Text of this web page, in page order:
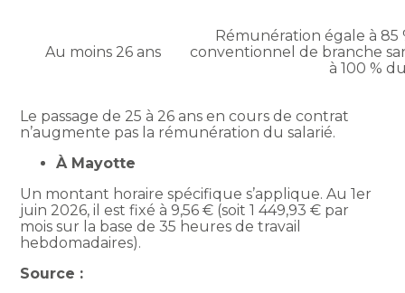
Au moins 26 ans
Rémunération égale à
conventionnel de branche
à 100 %
Le passage de 25 à 26 ans en cours de contrat
n’augmente pas la rémunération du salarié.
À Mayotte
Un montant horaire spécifique s’applique. Au 1er
juin 2026, il est fixé à 9,56 € (soit 1 449,93 € par
mois sur la base de 35 heures de travail
hebdomadaires).
Source :